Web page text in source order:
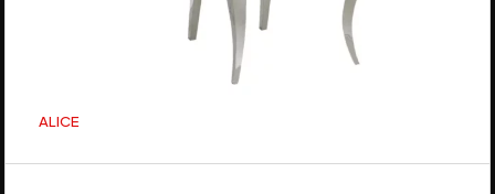
ALICE